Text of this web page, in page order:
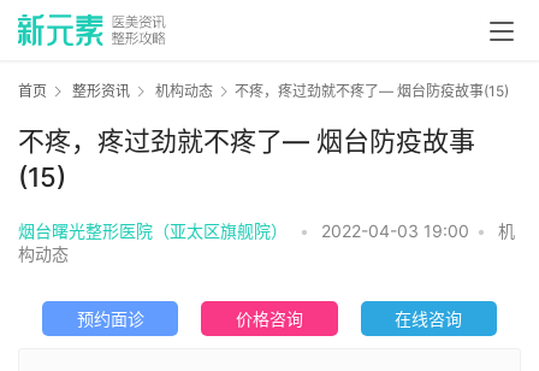
首页 整形资讯 机构动态 不疼，疼过劲就不疼了— 烟台防疫故事(15)
不疼，疼过劲就不疼了— 烟台防疫故事
(15)
烟台曙光整形医院（亚太区旗舰院） • 2022-04-03 19:00 •
机
构动态
预约面诊 价格咨询 在线咨询